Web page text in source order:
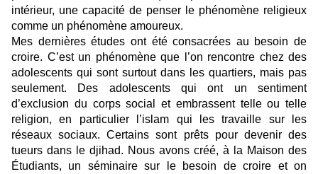
intérieur, une capacité de penser le phénomène religieux
comme un phénomène amoureux.
Mes dernières études ont été consacrées au besoin de
croire. C’est un phénomène que l’on rencontre chez des
adolescents qui sont surtout dans les quartiers, mais pas
seulement. Des adolescents qui ont un sentiment
d’exclusion du corps social et embrassent telle ou telle
religion, en particulier l’islam qui les travaille sur les
réseaux sociaux. Certains sont prêts pour devenir des
tueurs dans le djihad. Nous avons créé, à la Maison des
Étudiants, un séminaire sur le besoin de croire et on